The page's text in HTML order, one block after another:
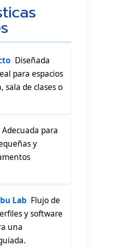
 Diseñada
para espacios
sala de clases o
 Adecuada para
y
Lab  Flujo de
y software
una